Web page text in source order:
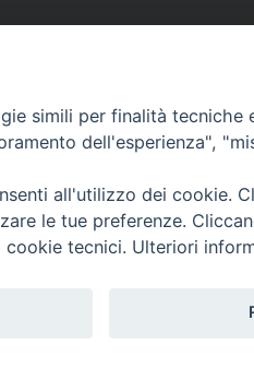
SCRIVICI
decreto del 15 giugno 1950 al n. 37 del
simili per finalità
dell'esperienza",
all'utilizzo dei cookie.
le tue preferenze.
tecnici. Ulteriori